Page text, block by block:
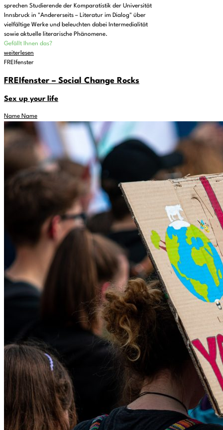
sprechen Studierende der Komparatistik der Universität
Innsbruck in "Andererseits – Literatur im Dialog" über
vielfältige Werke und beleuchten dabei Intermedialität
sowie aktuelle literarische Phänomene.
Gefällt Ihnen das?
weiterlesen
FREIfenster
FREIfenster – Social Change Rocks
Sex up your life
Name Name